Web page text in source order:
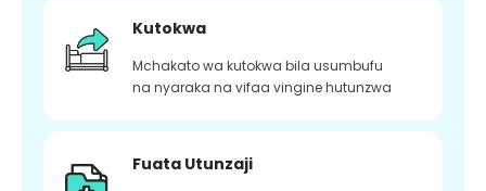
Kutokwa
Mchakato wa kutokwa bila usumbufu
na nyaraka na vifaa vingine hutunzwa
Fuata Utunzaji